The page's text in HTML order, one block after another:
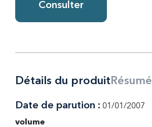
Consulter
Détails du produit Résumé
Date de parution : 01/01/2007
volume